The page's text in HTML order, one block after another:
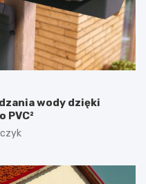
wody dzięki
PVC²